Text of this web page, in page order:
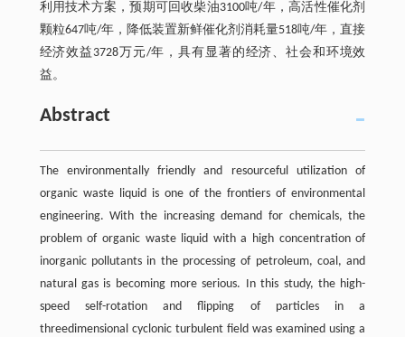
利用技术方案，预期可回收柴油3100吨/年，高活性催化剂
颗粒647吨/年，降低装置新鲜催化剂消耗量518吨/年，直接
经济效益3728万元/年，具有显著的经济、社会和环境效
益。
Abstract
The environmentally friendly and resourceful utilization of
organic waste liquid is one of the frontiers of environmental
engineering. With the increasing demand for chemicals, the
problem of organic waste liquid with a high concentration of
inorganic pollutants in the processing of petroleum, coal, and
natural gas is becoming more serious. In this study, the high-
speed self-rotation and flipping of particles in a
threedimensional cyclonic turbulent field was examined using a